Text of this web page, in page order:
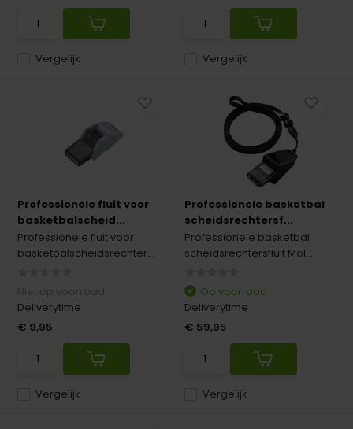
Vergelijk Vergelijk
Professionele fluit voor
basketbalscheid...
Professionele fluit voor
basketbalscheidsrechter...
Vergelijk
Deliverytime
€ 9,95
Professionele basketbal
scheidsrechtersf...
Professionele basketbal
scheidsrechtersfluit Mol...
Vergelijk
Op voorraad
Deliverytime
€ 59,95